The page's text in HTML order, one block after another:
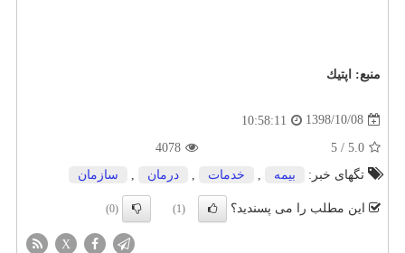
منبع: اپتیك
1398/10/08
10:58:11
5.0
/
5
4078
تگهای خبر:
بیمه خدمات درمان سازمان
این مطلب را می پسندید؟ (1)
(0)
X